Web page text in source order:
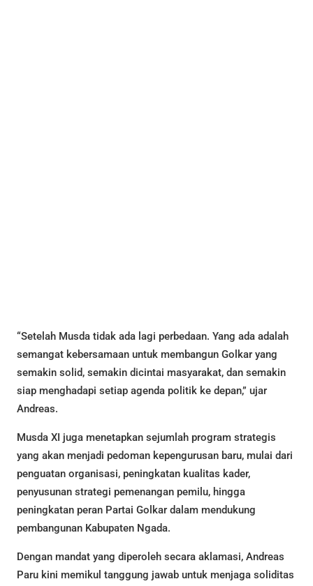
“Setelah Musda tidak ada lagi perbedaan. Yang ada adalah
semangat kebersamaan untuk membangun Golkar yang
semakin solid, semakin dicintai masyarakat, dan semakin
siap menghadapi setiap agenda politik ke depan,” ujar
Andreas.
Musda XI juga menetapkan sejumlah program strategis
yang akan menjadi pedoman kepengurusan baru, mulai dari
penguatan organisasi, peningkatan kualitas kader,
penyusunan strategi pemenangan pemilu, hingga
peningkatan peran Partai Golkar dalam mendukung
pembangunan Kabupaten Ngada.
Dengan mandat yang diperoleh secara aklamasi, Andreas
Paru kini memikul tanggung jawab untuk menjaga soliditas